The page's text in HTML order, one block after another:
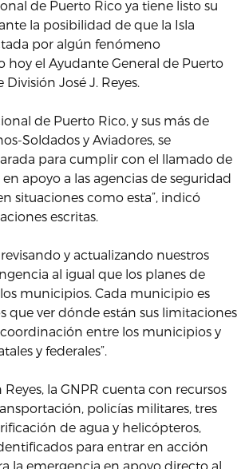
de Puerto Rico ya tiene listo su
la posibilidad de que la Isla
por algún fenómeno
hoy el Ayudante General de Puerto
División José J. Reyes.
de Puerto Rico, y sus más de
Soldados y Aviadores, se
para cumplir con el llamado de
apoyo a las agencias de seguridad
situaciones como esta”, indicó
escritas.
y actualizando nuestros
al igual que los planes de
municipios. Cada municipio es
que ver dónde están sus limitaciones
entre los municipios y
y federales”.
la GNPR cuenta con recursos
policías militares, tres
de agua y helicópteros,
para entrar en acción
la emergencia en apoyo directo al